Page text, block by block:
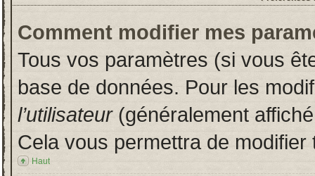
Comment modifier mes
Tous vos paramètres (si vous
base de données. Pour les
l’utilisateur(généralement
Cela vous permettra de
Haut